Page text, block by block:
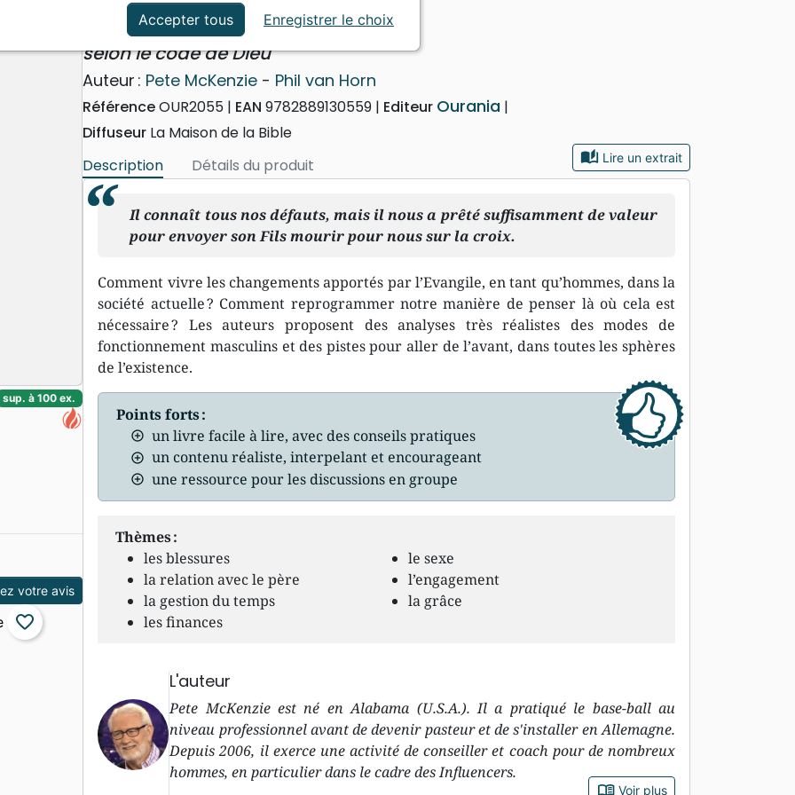
Événements actuels
L'Homme reprogrammé
selon le code de Dieu
Auteur : Pete McKenzie - Phil van Horn
RéférenceOUR2055 EAN 9782889130559 Editeur Ourania
Diffuseur La Maison de la Bible
Description
Détails du produit auto_stories Lire un extrait
Il connaît tous nos défauts, mais il nous a prêté suffisamment de valeur
pour envoyer son Fils mourir pour nous sur la croix.
Comment vivre les changements apportés par l’Evangile, en tant qu’hommes, dans la
société actuelle ? Comment reprogrammer notre manière de penser là où cela est
nécessaire ? Les auteurs proposent des analyses très réalistes des modes de
fonctionnement masculins et des pistes pour aller de l’avant, dans toutes les sphères
de l’existence.
Points forts :
un livre facile à lire, avec des conseils pratiques
un contenu réaliste, interpelant et encourageant
une ressource pour les discussions en groupe
Thèmes :
les blessures
la relation avec le père
la gestion du temps
les finances
le sexe
l’engagement
la grâce
L'auteur
Pete McKenzie est né en Alabama (U.S.A.). Il a pratiqué le base-ball au
niveau professionnel avant de devenir pasteur et de s'installer en Allemagne.
Depuis 2006, il exerce une activité de conseiller et coach pour de nombreux
hommes, en particulier dans le cadre des Influencers.
book_open Voir plus
sup. à 100 ex.
votre avis
favorite_border
Accepter tous Enregistrer le choix